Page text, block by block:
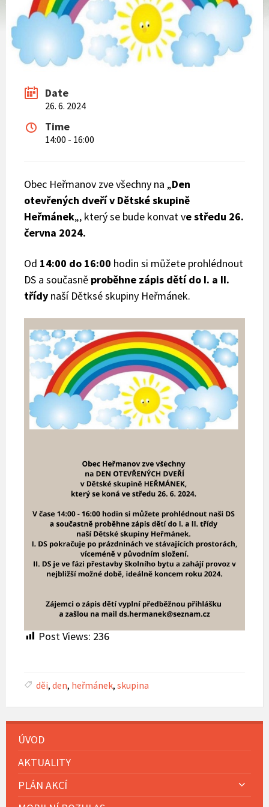
Date
26. 6. 2024
Time
14:00 - 16:00
Obec Heřmanov zve všechny na „Den
otevřených dveří v Dětské skupině
Heřmánek„, který se bude konvat ve středu 26.
června 2024.
Od 14:00 do 16:00 hodin si můžete prohlédnout
DS a současně proběhne zápis dětí do I. a II.
třídy naší Dětksé skupiny Heřmánek.
Post Views: 236
děi, den, heřmánek, skupina
ÚVOD
AKTUALITY
PLÁN AKCÍ